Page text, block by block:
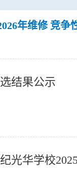
年维修 ​竞争
结果公示